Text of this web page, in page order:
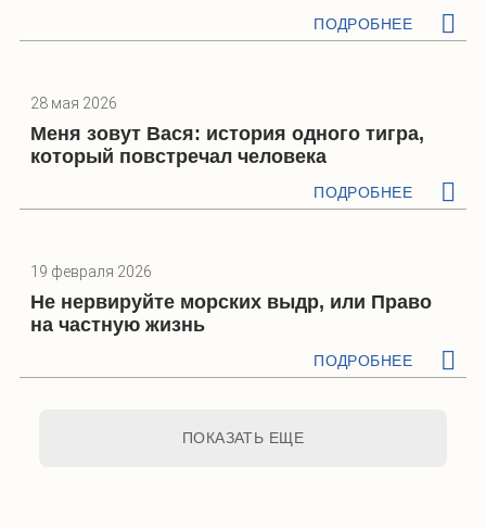
ПОДРОБНЕЕ
28 мая 2026
Меня зовут Вася: история одного тигра,
который повстречал человека
ПОДРОБНЕЕ
19 февраля 2026
Не нервируйте морских выдр, или Право
на частную жизнь
ПОДРОБНЕЕ
ПОКАЗАТЬ ЕЩЕ